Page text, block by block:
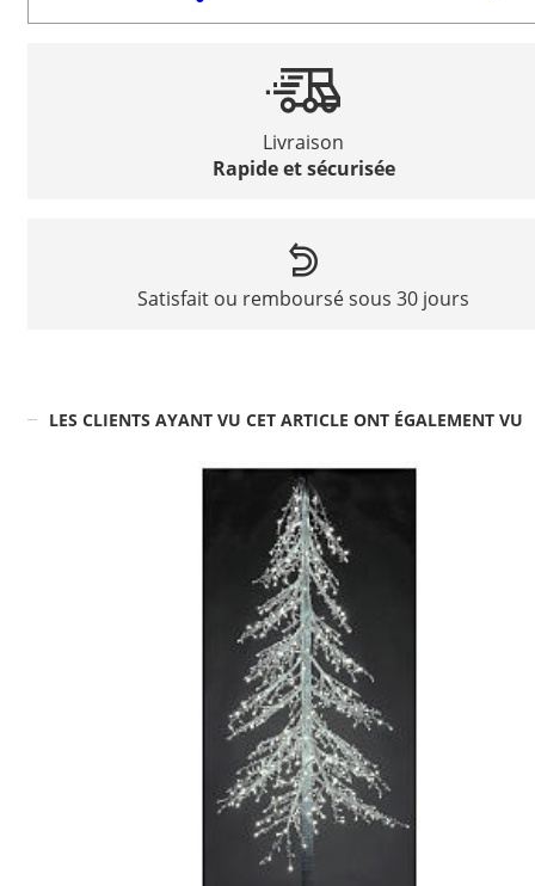
Livraison
Rapide et sécurisée
Satisfait ou remboursé sous 30 jours
LES CLIENTS AYANT VU CET ARTICLE ONT ÉGALEMENT VU